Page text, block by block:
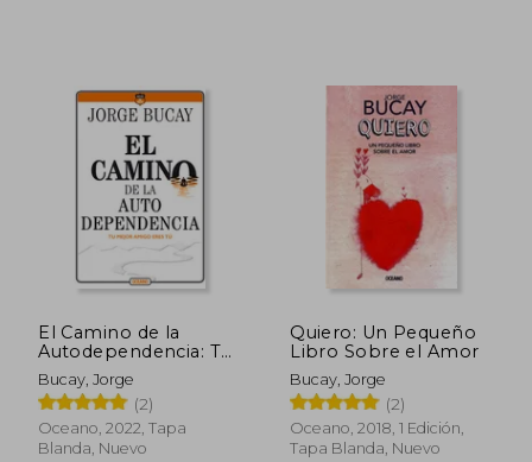
El Camino de la
Autodependencia: Tu
Mejor Amigo Eres Tú
Bucay, Jorge
(2)
Oceano, 2022, Tapa
Blanda, Nuevo
Quiero: Un Pequeño
Libro Sobre el Amor
Bucay, Jorge
(2)
Oceano, 2018, 1 Edición,
Tapa Blanda, Nuevo